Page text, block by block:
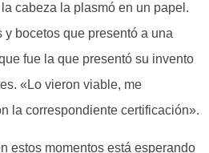
cabeza la plasmó en un papel.
bocetos que presentó a una
fue la que presentó su invento
«Lo vieron viable, me
la correspondiente certificación».
estos momentos está esperando